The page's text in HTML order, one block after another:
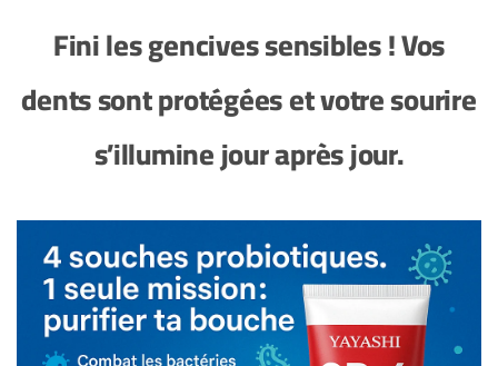
Fini les gencives sensibles ! Vos
dents sont protégées et votre sourire
s’illumine jour après jour.